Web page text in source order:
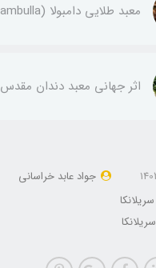
معبد طلایی دامبولا (Dambulla)
اثر جهانی معبد دندان مقدس
جواد عابد خراسانی
سریلانکا
سریلانکا